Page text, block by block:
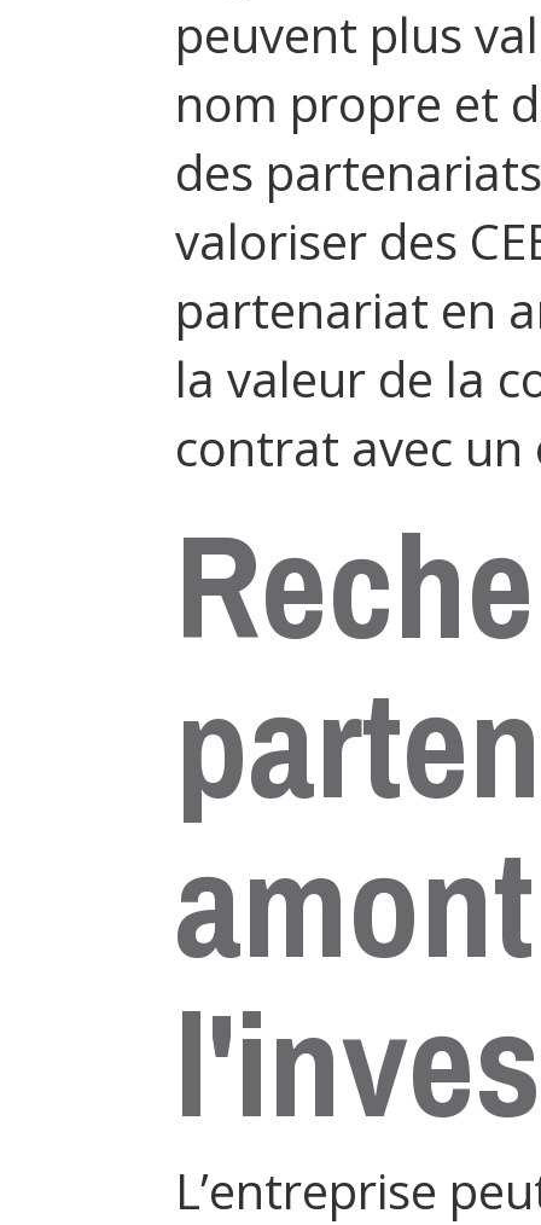
peuvent plus
nom propre et
des
valoriser des
partenariat en
la valeur de la
contrat avec un
L’entreprise